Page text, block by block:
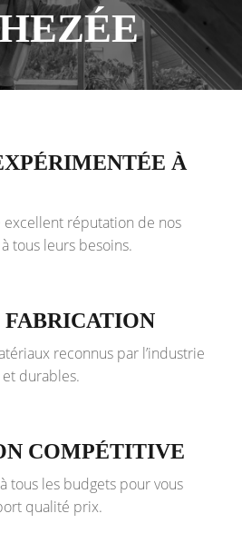
À
excellent réputation de nos
tous leurs besoins.
reconnus par l’industrie
durables.
COMPÉTITIVE
tous les budgets pour vous
qualité prix.